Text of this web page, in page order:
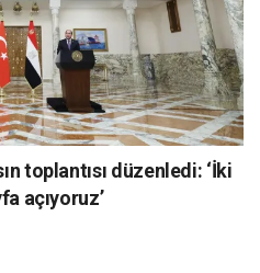
toplantısı düzenledi: ‘İki
açıyoruz’